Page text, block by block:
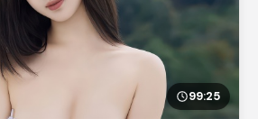
99:25